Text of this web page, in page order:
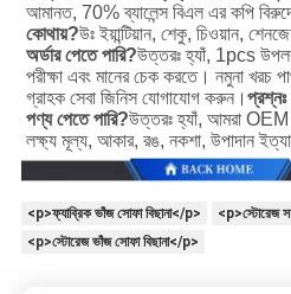
আমানত, 70% ব্যালেন্স বিএল এর কপি
কোথায়?উঃ ইয়ান্টিয়ান, শেকু, চিওয়ান,
অর্ডার পেতে পারি?উত্তরঃ হ্যাঁ, 1pcs
পরীক্ষা এবং মানের চেক করতে। নমুনা খরচ
গ্রাহক সেবা জিনিস যোগাযোগ করুন।
পণ্য পেতে পারি?উত্তরঃ হ্যাঁ, আমরা OEM
লক্ষ্য মূল্য, আকার, রঙ, নকশা, উপাদান
<p>ফ্যাব্রিক ভাঁজ সোফা বিছানা</p>
<p>স্টোরেজ
<p>স্টোরেজ ভাঁজ সোফা বিছানা</p>